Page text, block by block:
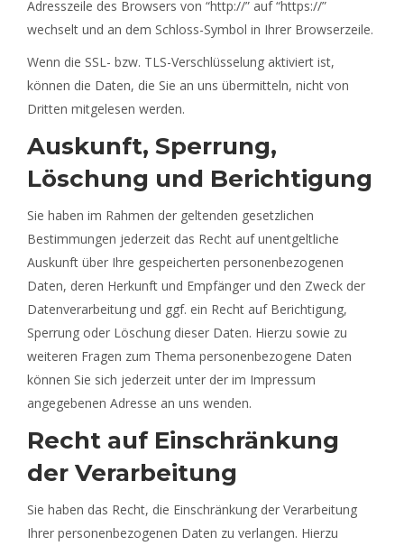
Adresszeile des Browsers von “http://” auf “https://”
wechselt und an dem Schloss-Symbol in Ihrer Browserzeile.
Wenn die SSL- bzw. TLS-Verschlüsselung aktiviert ist,
können die Daten, die Sie an uns übermitteln, nicht von
Dritten mitgelesen werden.
Auskunft, Sperrung,
Löschung und Berichtigung
Sie haben im Rahmen der geltenden gesetzlichen
Bestimmungen jederzeit das Recht auf unentgeltliche
Auskunft über Ihre gespeicherten personenbezogenen
Daten, deren Herkunft und Empfänger und den Zweck der
Datenverarbeitung und ggf. ein Recht auf Berichtigung,
Sperrung oder Löschung dieser Daten. Hierzu sowie zu
weiteren Fragen zum Thema personenbezogene Daten
können Sie sich jederzeit unter der im Impressum
angegebenen Adresse an uns wenden.
Recht auf Einschränkung
der Verarbeitung
Sie haben das Recht, die Einschränkung der Verarbeitung
Ihrer personenbezogenen Daten zu verlangen. Hierzu